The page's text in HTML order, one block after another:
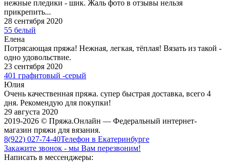
нежные пледики - шик. Жаль фото в отзывы нельзя
прикрепить...
28 сентября 2020
55 белый
Елена
Потрясающая пряжа! Нежная, легкая, тёплая! Вязать из такой -
одно удовольствие.
23 сентября 2020
401 графитовый -серый
Юлия
Очень качественная пряжа. супер быстрая доставка, всего 4
дня. Рекомендую для покупки!
29 августа 2020
2019-2026 © Пряжа.Онлайн — Федеральный интернет-
магазин пряжи для вязания.
8(922) 027-74-40Телефон в Екатеринбурге
Закажите звонок - мы Вам перезвоним!
Написать в мессенджеры: